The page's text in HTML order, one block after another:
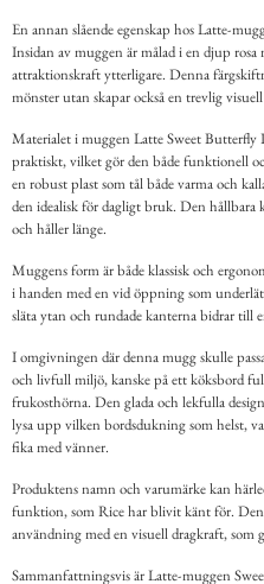
En annan slående egenskap hos Latte-
Insidan av muggen är målad i en djup rosa
attraktionskraft ytterligare. Denna
mönster utan skapar också en trevlig
Materialet i muggen Latte Sweet
praktiskt, vilket gör den både funktionell
en robust plast som tål både varma och
den idealisk för dagligt bruk. Den
och håller länge.
Muggens form är både klassisk och
i handen med en vid öppning som
släta ytan och rundade kanterna bidrar till
I omgivningen där denna mugg skulle
och livfull miljö, kanske på ett köksbord
frukosthörna. Den glada och lekfulla
lysa upp vilken bordsdukning som helst,
fika med vänner.
Produktens namn och varumärke kan
funktion, som Rice har blivit känt för.
användning med en visuell dragkraft, som
Sammanfattningsvis är Latte-muggen